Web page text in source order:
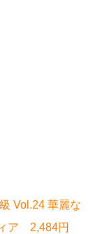
Vol.24 華麗な
ア 2,484円